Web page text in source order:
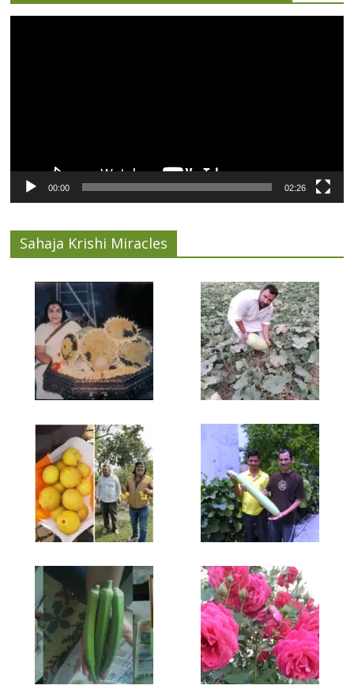
00:00 02:26
Sahaja Krishi Miracles